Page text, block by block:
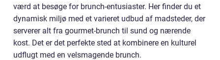
værd at besøge for brunch-entusiaster. Her finder du et
dynamisk miljø med et varieret udbud af madsteder, der
serverer alt fra gourmet-brunch til sund og nærende
kost. Det er det perfekte sted at kombinere en kulturel
udflugt med en velsmagende brunch.